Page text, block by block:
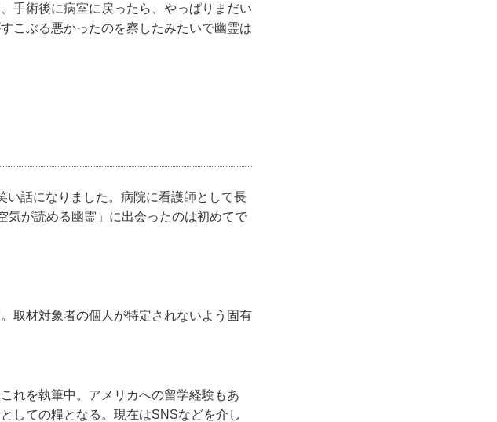
手術後に病室に戻ったら、やっぱりまだい
こぶる悪かったのを察したみたいで幽霊は
い話になりました。病院に看護師として長
気が読める幽霊」に出会ったのは初めてで
取材対象者の個人が特定されないよう固有
れを執筆中。アメリカへの留学経験もあ
しての糧となる。現在はSNSなどを介し